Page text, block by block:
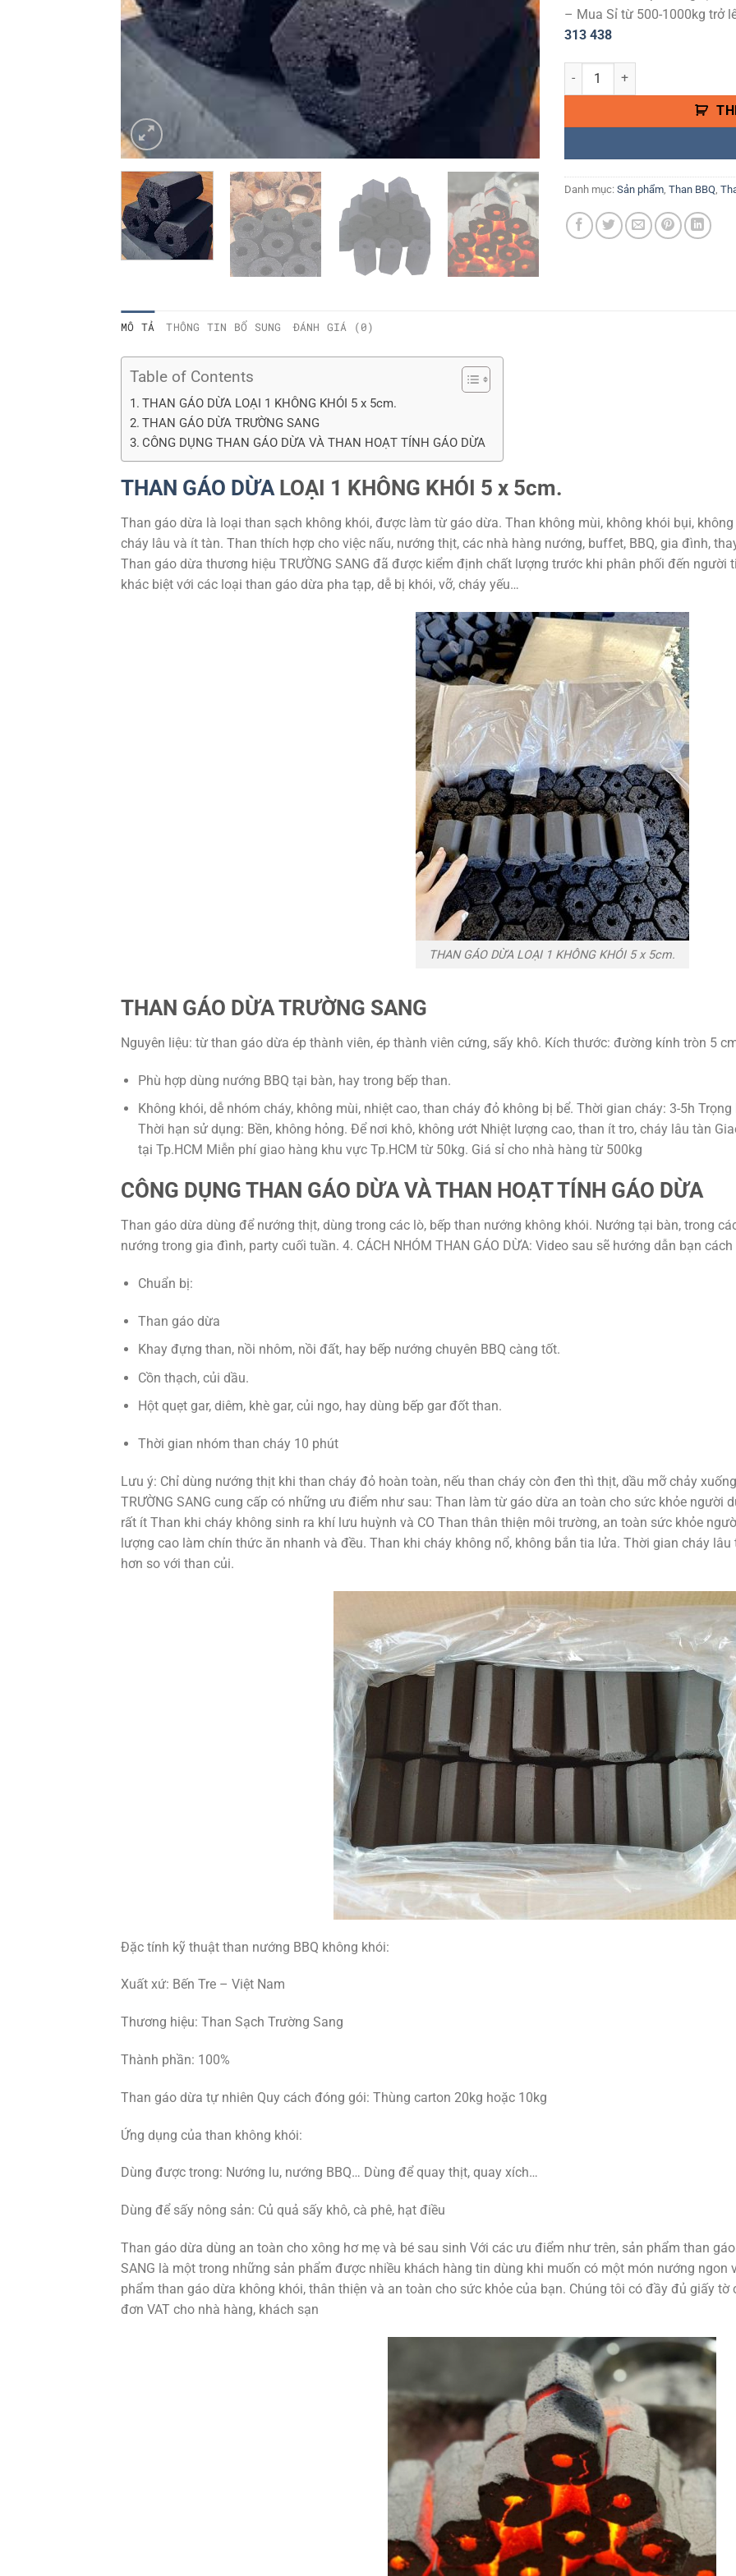
– Mua Sỉ từ 500-1000kg trở
313 438
THAN GÁO DỪA LOẠI 1 KHÔNG
Danh mục: Sản phẩm Than BBQ
MÔ TẢ THÔNG TIN BỔ SUNG ĐÁNH GIÁ (0)
Table of Contents
THAN GÁO DỪA LOẠI 1 KHÔNG KHÓI 5 x 5cm.
THAN GÁO DỪA TRƯỜNG SANG
CÔNG DỤNG THAN GÁO DỪA VÀ THAN HOẠT TÍNH GÁO DỪA
THAN GÁO DỪALOẠI 1 KHÔNG KHÓI 5 x 5cm.
Than gáo dừa là loại than sạch không khói, được làm từ gáo dừa. Than không mùi, không khói bụi,
cháy lâu và ít tàn. Than thích hợp cho việc nấu, nướng thịt, các nhà hàng nướng, buffet, BBQ, gia đình,
Than gáo dừa thương hiệu TRƯỜNG SANG đã được kiểm định chất lượng trước khi phân phối đến người
khác biệt với các loại than gáo dừa pha tạp, dễ bị khói, vỡ, cháy yếu…
THAN GÁO DỪA LOẠI 1 KHÔNG KHÓI 5 x 5cm.
THAN GÁO DỪA TRƯỜNG SANG
Nguyên liệu: từ than gáo dừa ép thành viên, ép thành viên cứng, sấy khô. Kích thước: đường kính tròn 5
Phù hợp dùng nướng BBQ tại bàn, hay trong bếp than.
Không khói, dễ nhóm cháy, không mùi, nhiệt cao, than cháy đỏ không bị bể. Thời gian cháy: 3-5h
Thời hạn sử dụng: Bền, không hỏng. Để nơi khô, không ướt Nhiệt lượng cao, than ít tro, cháy lâu tàn
tại Tp.HCM Miễn phí giao hàng khu vực Tp.HCM từ 50kg. Giá sỉ cho nhà hàng từ 500kg
CÔNG DỤNG THAN GÁO DỪA VÀ THAN HOẠT TÍNH GÁO DỪA
Than gáo dừa dùng để nướng thịt, dùng trong các lò, bếp than nướng không khói. Nướng tại bàn, trong
nướng trong gia đình, party cuối tuần. 4. CÁCH NHÓM THAN GÁO DỪA: Video sau sẽ hướng dẫn bạn
Chuẩn bị:
Than gáo dừa
Khay đựng than, nồi nhôm, nồi đất, hay bếp nướng chuyên BBQ càng tốt.
Cồn thạch, củi dầu.
Hột quẹt gar, diêm, khè gar, củi ngo, hay dùng bếp gar đốt than.
Thời gian nhóm than cháy 10 phút
Lưu ý: Chỉ dùng nướng thịt khi than cháy đỏ hoàn toàn, nếu than cháy còn đen thì thịt, dầu mỡ chảy
TRƯỜNG SANG cung cấp có những ưu điểm như sau: Than làm từ gáo dừa an toàn cho sức khỏe người
rất ít Than khi cháy không sinh ra khí lưu huỳnh và CO Than thân thiện môi trường, an toàn sức khỏe
lượng cao làm chín thức ăn nhanh và đều. Than khi cháy không nổ, không bắn tia lửa. Thời gian cháy
hơn so với than củi.
Đặc tính kỹ thuật than nướng BBQ không khói:
Xuất xứ: Bến Tre – Việt Nam
Thương hiệu: Than Sạch Trường Sang
Thành phần: 100%
Than gáo dừa tự nhiên Quy cách đóng gói: Thùng carton 20kg hoặc 10kg
Ứng dụng của than không khói:
Dùng được trong: Nướng lu, nướng BBQ… Dùng để quay thịt, quay xích…
Dùng để sấy nông sản: Củ quả sấy khô, cà phê, hạt điều
Than gáo dừa dùng an toàn cho xông hơ mẹ và bé sau sinh Với các ưu điểm như trên, sản phẩm than
SANG là một trong những sản phẩm được nhiều khách hàng tin dùng khi muốn có một món nướng ngon
phẩm than gáo dừa không khói, thân thiện và an toàn cho sức khỏe của bạn. Chúng tôi có đầy đủ giấy
đơn VAT cho nhà hàng, khách sạn